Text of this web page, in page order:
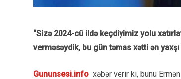
“Sizə 2024-cü ildə keçdiyimiz yolu
verməsəydik, bu gün təmas xətti ən
Gununsesi.info xəbər verir ki, bunu